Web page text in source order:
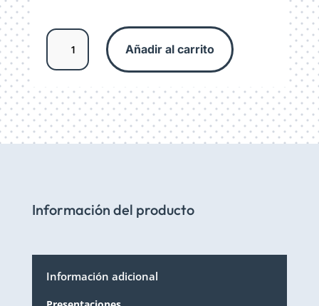
$36.46
Aceite
portador
de
cantidad
Añadir al carrito
Información del producto
Información adicional